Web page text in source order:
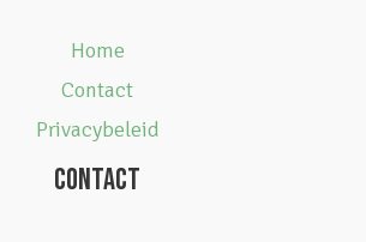
Home
Contact
Privacybeleid
CONTACT